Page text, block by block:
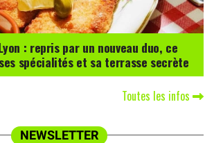
: repris par un nouveau duo, ce
spécialités et sa terrasse secrète
Toutes les infos
NEWSLETTER